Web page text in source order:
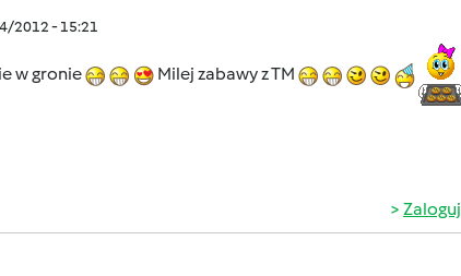
2012 - 15:21
w gronie Milej zabawy z TM
Zaloguj